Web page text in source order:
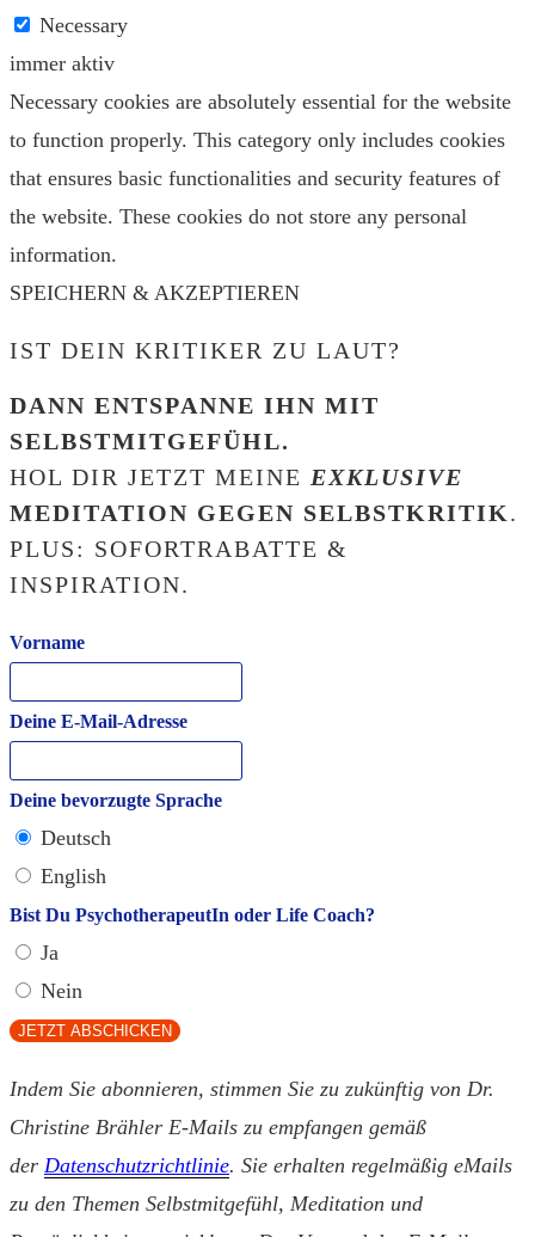
Necessary
immer aktiv
Necessary cookies are absolutely essential for the website
to function properly. This category only includes cookies
that ensures basic functionalities and security features of
the website. These cookies do not store any personal
information.
SPEICHERN & AKZEPTIEREN
IST DEIN KRITIKER ZU LAUT?
DANN ENTSPANNE IHN MIT
SELBSTMITGEFÜHL.
HOL DIR JETZT MEINE EXKLUSIVE
MEDITATION GEGEN SELBSTKRITIK.
PLUS: SOFORTRABATTE &
INSPIRATION.
Vorname
Deine E-Mail-Adresse
Deine bevorzugte Sprache
Deutsch
English
Bist Du PsychotherapeutIn oder Life Coach?
Ja
Nein
JETZT ABSCHICKEN
Indem Sie abonnieren, stimmen Sie zu zukünftig von Dr.
Christine Brähler E-Mails zu empfangen gemäß
der Datenschutzrichtlinie. Sie erhalten regelmäßig eMails
zu den Themen Selbstmitgefühl, Meditation und